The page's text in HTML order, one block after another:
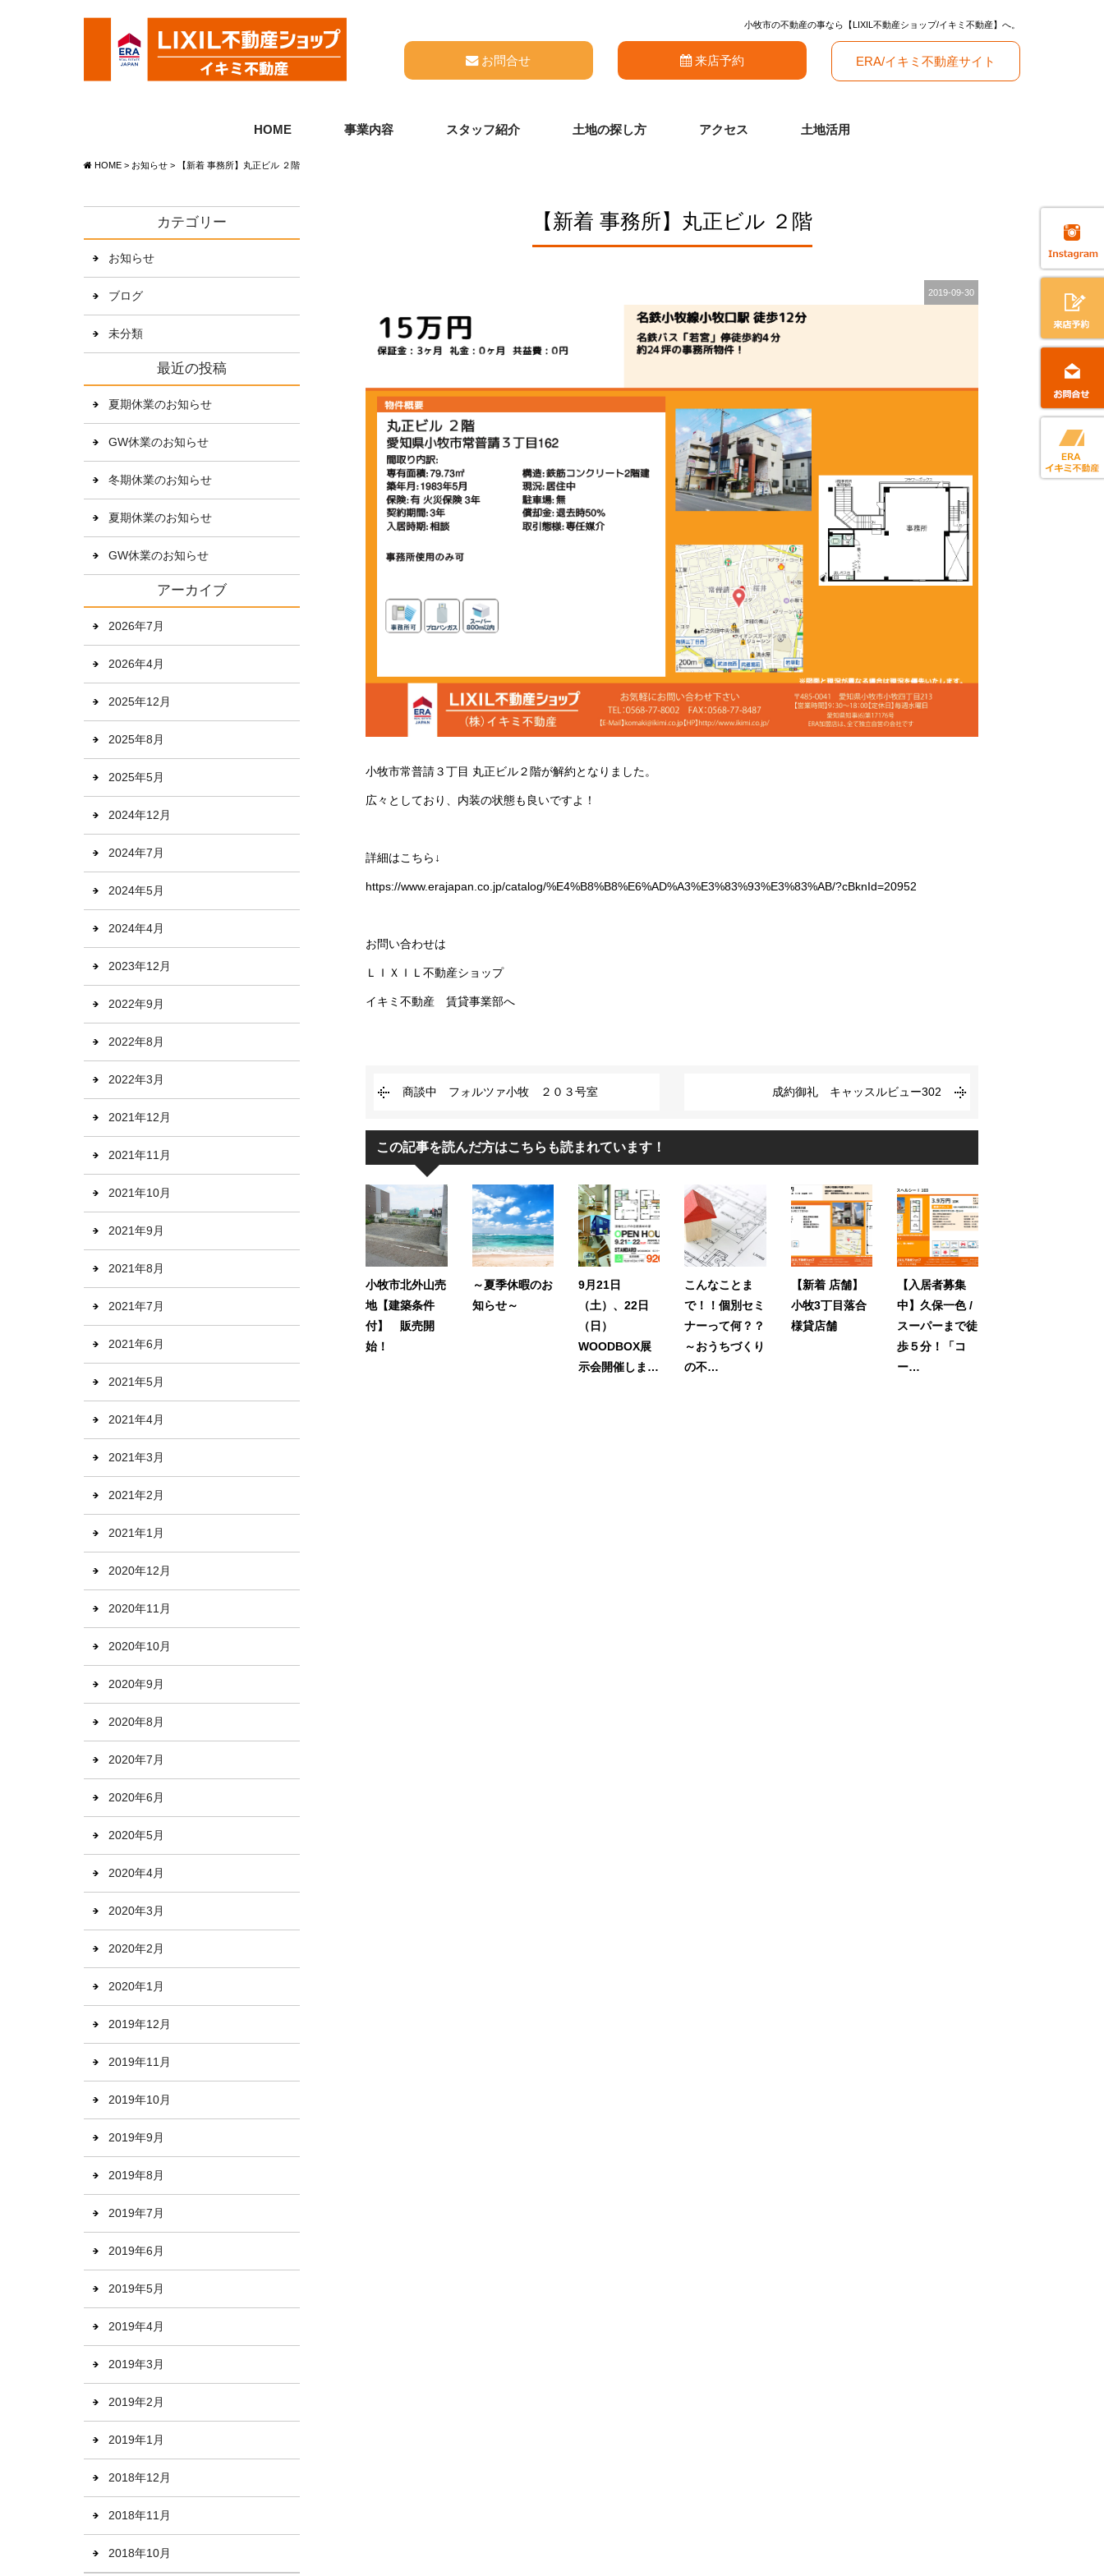
小牧市の不動産の事なら【LIXIL不動産ショップ/イキミ不動産】へ。
お問合せ 来店予約 ERA/イキミ不動産サイト
HOME 事業内容 スタッフ紹介 土地の探し方 アクセス 土地活用
HOME > お知らせ > 【新着 事務所】丸正ビル ２階
【新着 事務所】丸正ビル ２階
2019-09-30
小牧市常普請３丁目 丸正ビル２階が解約となりました。
広々としており、内装の状態も良いですよ！
詳細はこちら↓
https://www.erajapan.co.jp/catalog/%E4%B8%B8%E6%AD%A3%E3%83%93%E3%83%AB/?cBknId=20952
お問い合わせは
ＬＩＸＩＬ不動産ショップ
イキミ不動産 賃貸事業部へ
商談中 フォルツァ小牧 ２０３号室 成約御礼 キャッスルビュー302
この記事を読んだ方はこちらも読まれています！
小牧市北外山売
地【建築条件
付】 販売開
始！
～夏季休暇のお
知らせ～
9月21日
（土）、22日
（日）
WOODBOX展
示会開催しま…
こんなことま
で！！個別セミ
ナーって何？？
～おうちづくり
の不…
【新着 店舗】
小牧3丁目落合
様貸店舗
【入居者募集
中】久保一色 /
スーパーまで徒
歩５分！「コ
ー…
カテゴリー
お知らせ
ブログ
未分類
最近の投稿
夏期休業のお知らせ
GW休業のお知らせ
冬期休業のお知らせ
夏期休業のお知らせ
GW休業のお知らせ
アーカイブ
2026年7月
2026年4月
2025年12月
2025年8月
2025年5月
2024年12月
2024年7月
2024年5月
2024年4月
2023年12月
2022年9月
2022年8月
2022年3月
2021年12月
2021年11月
2021年10月
2021年9月
2021年8月
2021年7月
2021年6月
2021年5月
2021年4月
2021年3月
2021年2月
2021年1月
2020年12月
2020年11月
2020年10月
2020年9月
2020年8月
2020年7月
2020年6月
2020年5月
2020年4月
2020年3月
2020年2月
2020年1月
2019年12月
2019年11月
2019年10月
2019年9月
2019年8月
2019年7月
2019年6月
2019年5月
2019年4月
2019年3月
2019年2月
2019年1月
2018年12月
2018年11月
2018年10月